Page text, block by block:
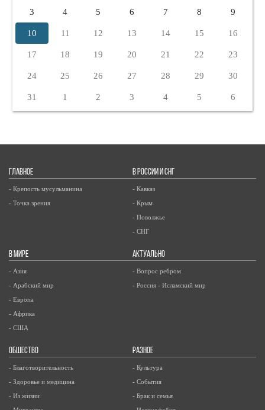
3 4 5 6 7 8 9
10 11 12 13 14 15 16
17 18 19 20 21 22 23
24 25 26 27 28 29 30
31 1 2 3 4 5 6
ГЛАВНОЕ
- Крепость мусульманина
- Точка зрения
В РОССИИ И СНГ
- Кавказ
- Крым
- Поволжье
- СНГ
В МИРЕ
- Азия
- Арабский мир
- Европа
- Африка
- США
АКТУАЛЬНО
- Вопрос ребром
- Россия - Исламский мир
ОБЩЕСТВО
- Благотворительность
- Здоровье и медицина
- Из жизни
РАЗНОЕ
- Культура
- События
- Брак и семья